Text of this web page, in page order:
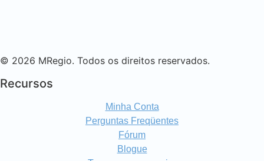
© 2026 MRegio. Todos os direitos reservados.
Recursos
Minha Conta
Perguntas Freqüentes
Fórum
Blogue